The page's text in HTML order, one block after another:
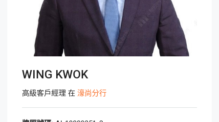
WING KWOK
高級客戶經理 在 濠尚分行